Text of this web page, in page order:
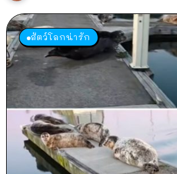
สัตว์โลกน่ารัก